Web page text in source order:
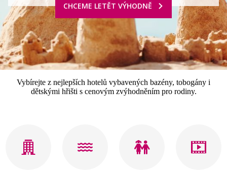
CHCEME LETĚT VÝHODNĚ
Vybírejte z nejlepších hotelů vybavených bazény, tobogány i
dětskými hřišti s cenovým zvýhodněním pro rodiny.